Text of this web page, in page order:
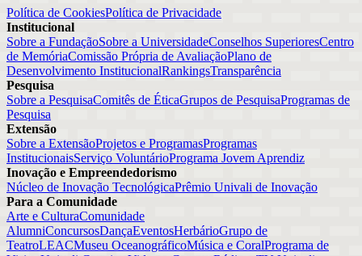
Política de CookiesPolítica de Privacidade
Institucional
Sobre a FundaçãoSobre a UniversidadeConselhos SuperioresCentro
de MemóriaComissão Própria de AvaliaçãoPlano de
Desenvolvimento InstitucionalRankingsTransparência
Pesquisa
Sobre a PesquisaComitês de ÉticaGrupos de PesquisaProgramas de
Pesquisa
Extensão
Sobre a ExtensãoProjetos e ProgramasProgramas
InstitucionaisServiço VoluntárioPrograma Jovem Aprendiz
Inovação e Empreendedorismo
Núcleo de Inovação TecnológicaPrêmio Univali de Inovação
Para a Comunidade
Arte e CulturaComunidade
AlumniConcursosDançaEventosHerbárioGrupo de
TeatroLEACMuseu OceanográficoMúsica e CoralPrograma de